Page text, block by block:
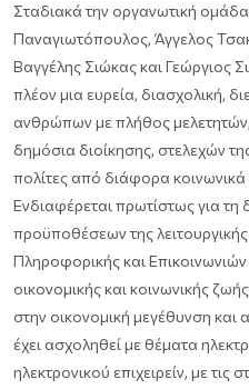
Σταδιακά την οργανωτική
Παναγιωτόπουλος, Άγγελος
Βαγγέλης Σιώκας και Γεώργιος
πλέον μια ευρεία, διασχολική,
ανθρώπων με πλήθος
δημόσια διοίκησης, στελεχών
πολίτες από διάφορα κοινωνικά
Ενδιαφέρεται πρωτίστως για τη
προϋποθέσεων της
Πληροφορικής και
οικονομικής και κοινωνικής
στην οικονομική μεγέθυνση
έχει ασχοληθεί με θέματα
ηλεκτρονικού επιχειρείν, με τις